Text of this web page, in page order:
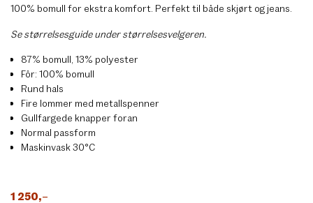
100% bomull for ekstra komfort. Perfekt til både skjørt og jeans.
Se størrelsesguide under størrelsesvelgeren.
87% bomull, 13% polyester
Fôr: 100% bomull
Rund hals
Fire lommer med metallspenner
Gullfargede knapper foran
Normal passform
Maskinvask 30°C
1 250,–